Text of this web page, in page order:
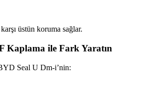
üstün koruma sağlar.
Kaplama ile Fark Yaratın
Seal U Dm-i’nin: